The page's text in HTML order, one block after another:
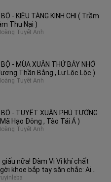
- KIỀU TÀNG KINH CHI ( Trầm
Thu Nại )
Tuyết Anh
- MÙA XUÂN THỨ BẢY NHỚ
Thần Bằng , Lư Lộc Lộc )
Tuyết Anh
- TUYẾT XUÂN PHỦ TƯỜNG
Hạo Đông , Tào Tái Á )
Tuyết Anh
giấu nữa! Đàm Vi Vi khí chất
khoe bắp tay săn chắc: Ai
ca sĩ không được “quẩy